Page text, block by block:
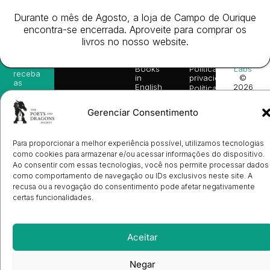
Gerenciar Consentimento
Para proporcionar a melhor experiência possível, utilizamos tecnologias
como cookies para armazenar e/ou acessar informações do dispositivo.
Ao consentir com essas tecnologias, você nos permite processar dados
como comportamento de navegação ou IDs exclusivos neste site. A
recusa ou a revogação do consentimento pode afetar negativamente
certas funcionalidades.
Aceitar
Negar
info@poetsandragons.com
Infantil
Adulto
Bookshop
Acesso
Rápido
Livros
Books
in
English
Eventos
Prémio
Nós
Contactos
Envio
de
Manuscritos
Candidatura
de
Livrarias
Informação
Legal
Política de
privacidade
Política
(EU)
Eletrónico
Newsletter
Subscreva-
receba
as
nossas
sugestões
de
leitura,
lançamentos,
vantagens
exclusivas
e
diretamente
no seu
Website
Labs
©
2026
Durante o mês de Agosto, a loja de Campo de Ourique
encontra-se encerrada. Aproveite para comprar os
livros no nosso website.